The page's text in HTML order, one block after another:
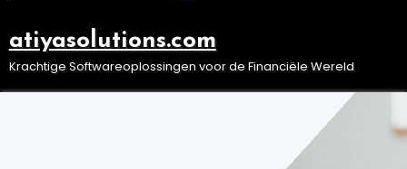
atiyasolutions.com
Krachtige Softwareoplossingen voor de Financiële Wereld